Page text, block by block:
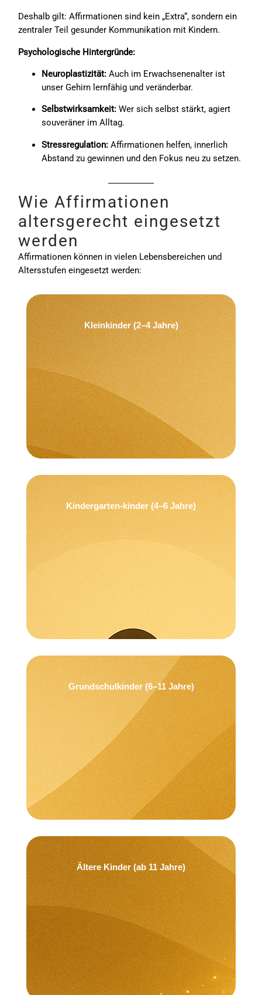
Deshalb gilt: Affirmationen sind kein „Extra“, sondern ein
zentraler Teil gesunder Kommunikation mit Kindern.
Psychologische Hintergründe:
Neuroplastizität: Auch im Erwachsenenalter ist
unser Gehirn lernfähig und veränderbar.
Selbstwirksamkeit: Wer sich selbst stärkt, agiert
souveräner im Alltag.
Stressregulation: Affirmationen helfen, innerlich
Abstand zu gewinnen und den Fokus neu zu setzen.
Wie Affirmationen
altersgerecht eingesetzt
werden
Affirmationen können in vielen Lebensbereichen und
Altersstufen eingesetzt werden:
Kleinkinder (2–4 Jahre)
Ich bin mutig.
Kindergarten-kinder (4–6 Jahre)
Ich bin stark wie ein Löwe.
Grundschulkinder (6–11 Jahre)
Ich kann Neues lernen.
Ältere Kinder (ab 11 Jahre)
Ich bin einzigartig.